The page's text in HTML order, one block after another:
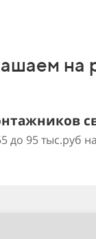
на
до 95 тыс.руб